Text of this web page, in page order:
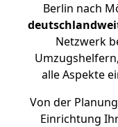
Berlin nach
Netzwerk
alle Aspekte
Von der
Einrichtung